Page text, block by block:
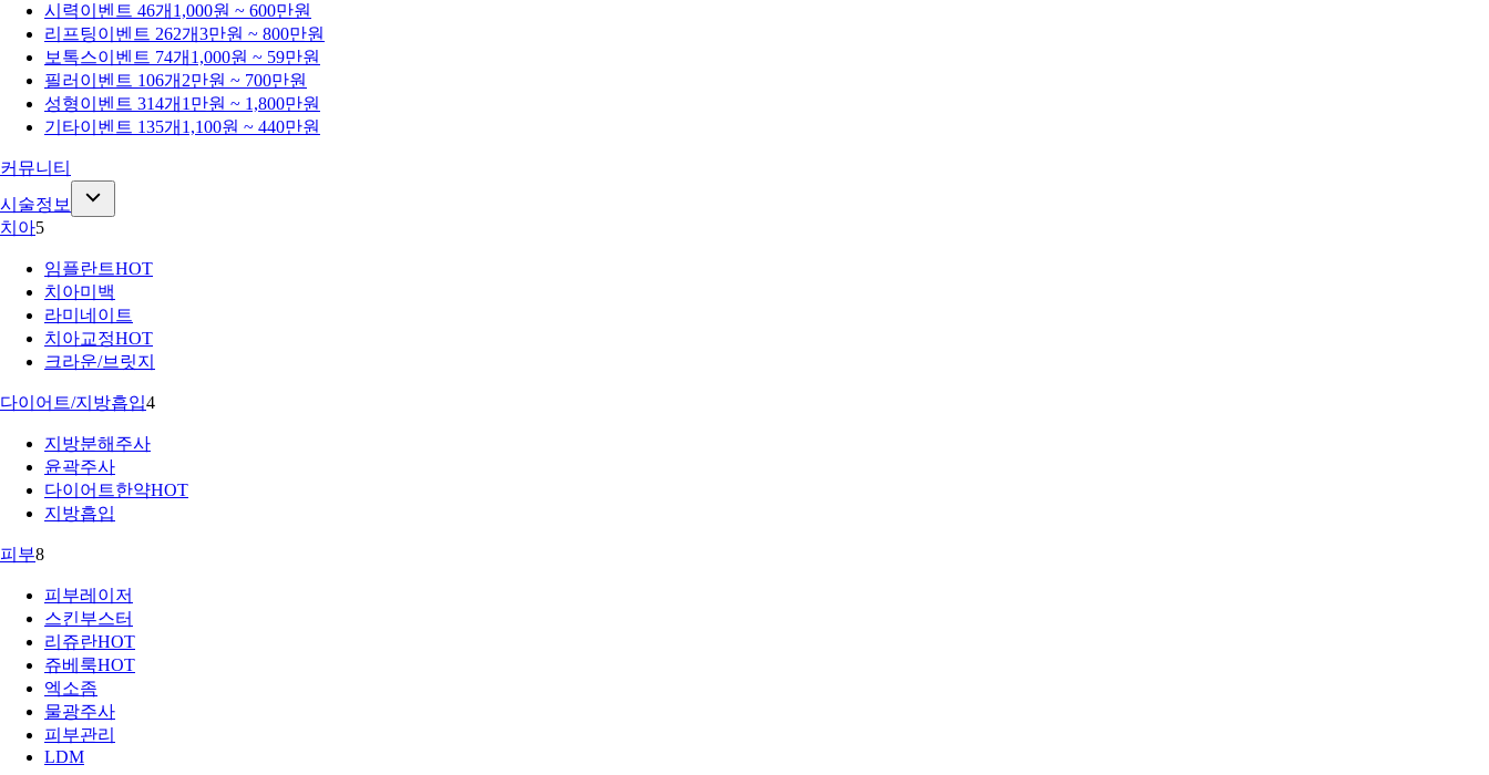
시력이벤트 46개 1,000원 ~ 600만원
리프팅이벤트 262개3만원 ~ 800만원
보톡스이벤트 74개 1,000원 ~ 59만원
필러 이벤트 106개 2만원 ~ 700만원
성형이벤트 314개 1만원 ~ 1,800만원
기타이벤트 135개 1,100원 ~ 440만원
커뮤니티
시술정보
치아5
임플란트HOT
치아미백
라미네이트
치아교정HOT
크라운/브릿지
다이어트/지방흡입4
지방분해주사
윤곽주사
다이어트한약HOT
지방흡입
피부8
피부레이저
스킨부스터
리쥬란HOT
쥬베룩HOT
엑소좀
물광주사
피부관리
LDM